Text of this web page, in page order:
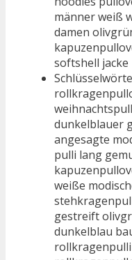
männer weiß
damen
softshell jacke
dunkelblauer
angesagte
pulli lang
weiße
gestreift
dunkelblau
rollkragenpulli